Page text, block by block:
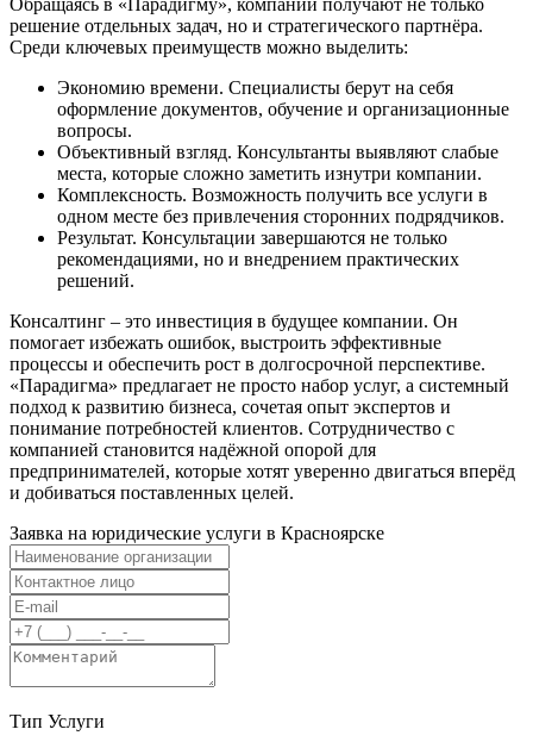
Обращаясь в «Парадигму», компании получают не только
решение отдельных задач, но и стратегического партнёра.
Среди ключевых преимуществ можно выделить:
Экономию времени. Специалисты берут на себя
оформление документов, обучение и организационные
вопросы.
Объективный взгляд. Консультанты выявляют слабые
места, которые сложно заметить изнутри компании.
Комплексность. Возможность получить все услуги в
одном месте без привлечения сторонних подрядчиков.
Результат. Консультации завершаются не только
рекомендациями, но и внедрением практических
решений.
Консалтинг – это инвестиция в будущее компании. Он
помогает избежать ошибок, выстроить эффективные
процессы и обеспечить рост в долгосрочной перспективе.
«Парадигма» предлагает не просто набор услуг, а системный
подход к развитию бизнеса, сочетая опыт экспертов и
понимание потребностей клиентов. Сотрудничество с
компанией становится надёжной опорой для
предпринимателей, которые хотят уверенно двигаться вперёд
и добиваться поставленных целей.
Заявка на юридические услуги в Красноярске
Тип Услуги